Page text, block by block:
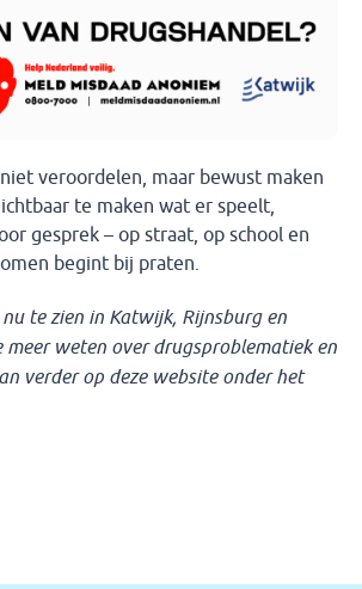
veroordelen, maar bewust maken
te maken wat er speelt,
gesprek – op straat, op school en
begint bij praten.
te zien in Katwijk, Rijnsburg en
meer weten over drugsproblematiek en
verder op deze website onder het